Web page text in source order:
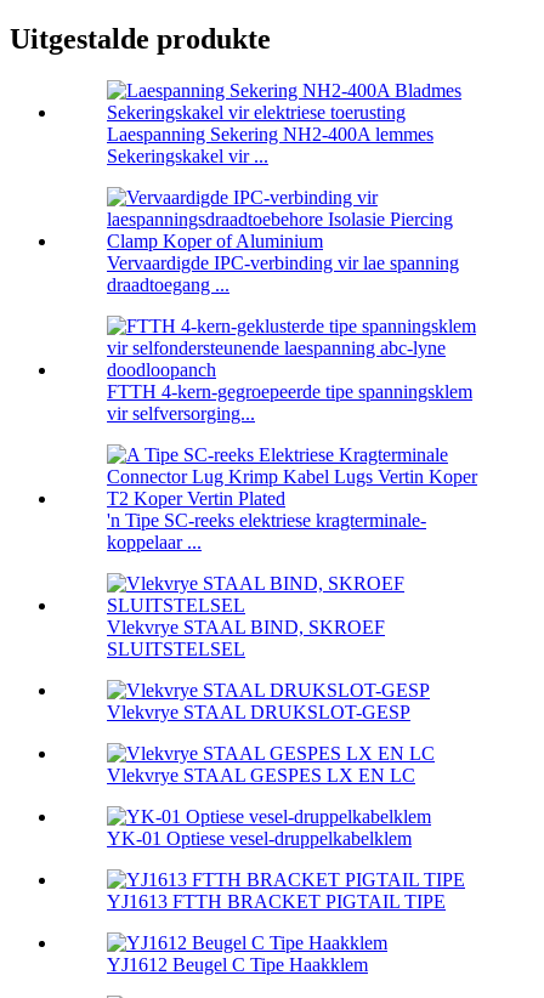
Uitgestalde produkte
Laespanning Sekering NH2-400A lemmes
Sekeringskakel vir ...
Vervaardigde IPC-verbinding vir lae spanning
draadtoegang ...
FTTH 4-kern-gegroepeerde tipe spanningsklem
vir selfversorging...
'n Tipe SC-reeks elektriese kragterminale-
koppelaar ...
Vlekvrye STAAL BIND, SKROEF
SLUITSTELSEL
Vlekvrye STAAL DRUKSLOT-GESP
Vlekvrye STAAL GESPES LX EN LC
YK-01 Optiese vesel-druppelkabelklem
YJ1613 FTTH BRACKET PIGTAIL TIPE
YJ1612 Beugel C Tipe Haakklem